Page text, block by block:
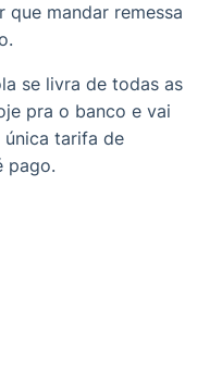
que mandar remessa
se livra de todas as
pra o banco e vai
única tarifa de
pago.